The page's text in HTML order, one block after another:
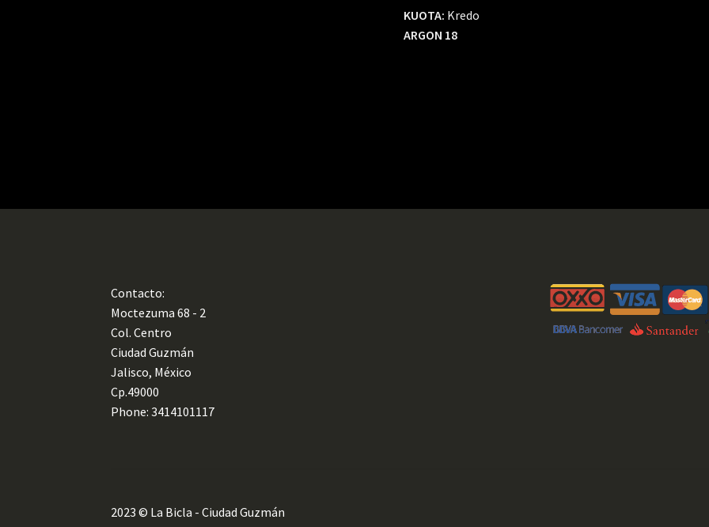
KUOTA: Kredo
ARGON 18
Contacto:
Moctezuma 68 - 2
Col. Centro
Ciudad Guzmán
Jalisco, México
Cp.49000
Phone: 3414101117
2023 © La Bicla - Ciudad Guzmán